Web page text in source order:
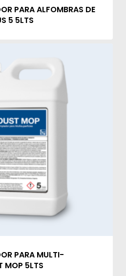
PARA ALFOMBRAS DE
5 5LTS
PARA MULTI-
MOP 5LTS